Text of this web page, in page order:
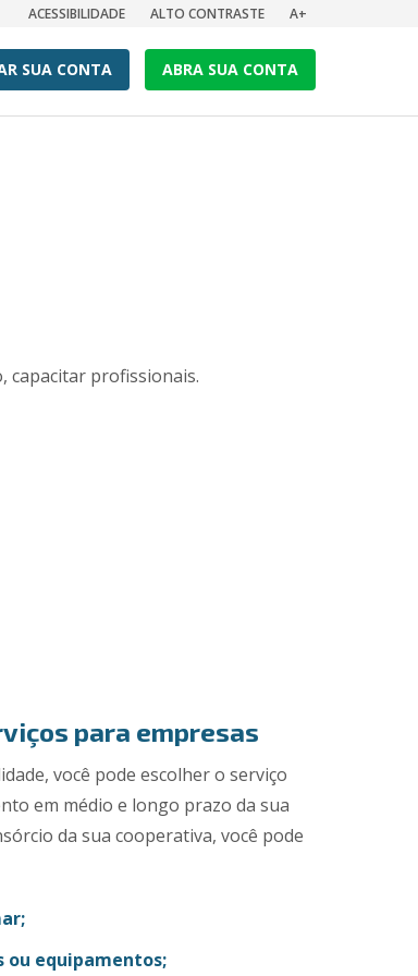
ACESSIBILIDADE ALTO CONTRASTE A+
SUA CONTA ABRA SUA CONTA
capacitar profissionais.
para empresas
você pode escolher o serviço
em médio e longo prazo da sua
da sua cooperativa, você pode
ou equipamentos;